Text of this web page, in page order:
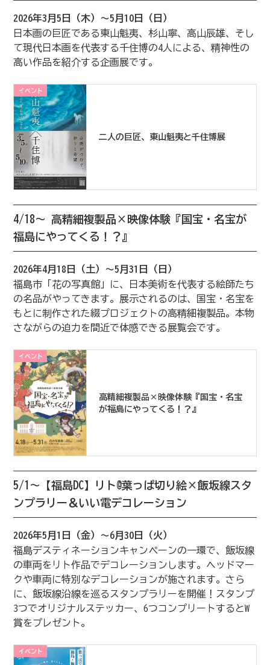
2026年3月5日（木）～5月10日（日）
日本画の巨匠である東山魁夷、杉山寧、高山辰雄、そし
て現代日本画を代表する千住博の4人による、精神性の
高い作品を紹介する企画展です。
イベント
二人の巨匠、東山魁夷と千住博展
4/18～ 高精細複製品×映像体験『国宝・名宝が
福島にやってくる！？』
2026年4月18日（土）～5月31日（日）
福島市「花の写真館」に、日本美術を代表する絵師たち
の名品がやってきます。展示されるのは、国宝・名宝を
もとに制作された綴プロジェクトの高精細複製品。本物
さながらの迫力を間近で体感できる展覧会です。
イベント
高精細複製品×映像体験『国宝・名宝
が福島にやってくる！？』
5/1～【福島DC】リト@葉っぱ切り絵×飯坂線スタ
ンプラリー＆いい電デコレーション
2026年5月1日（金）～6月30日（火）
福島デスティネーションキャンペーンの一環で、飯坂線
の車両をリト作品でデコレーションします。ヘッドマー
クや車両に特別なデコレーションが施されます。さら
に、飯坂線沿線を巡るスタンプラリーを開催！スタンプ
3つでオリジナルステッカー、6つコンプリートするとW
賞をプレゼント。
イベント